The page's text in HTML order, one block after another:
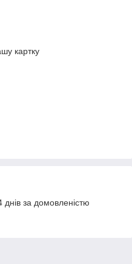
картку
за домовленістю